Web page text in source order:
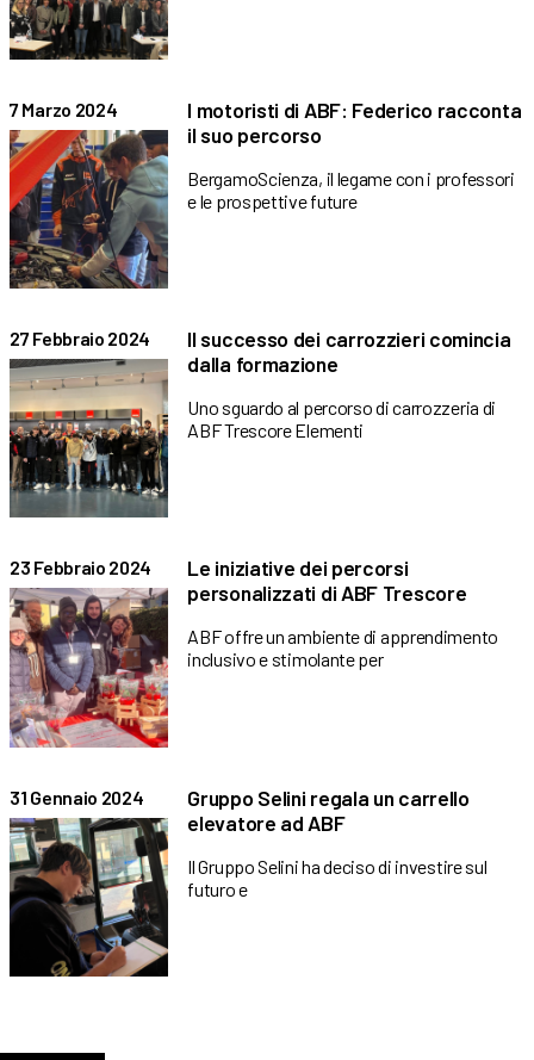
7 Marzo 2024
I motoristi di ABF: Federico racconta
il suo percorso
BergamoScienza, il legame con i professori
e le prospettive future
27 Febbraio 2024
Il successo dei carrozzieri comincia
dalla formazione
Uno sguardo al percorso di carrozzeria di
ABF Trescore Elementi
23 Febbraio 2024
Le iniziative dei percorsi
personalizzati di ABF Trescore
ABF offre un ambiente di apprendimento
inclusivo e stimolante per
31 Gennaio 2024
Gruppo Selini regala un carrello
elevatore ad ABF
Il Gruppo Selini ha deciso di investire sul
futuro e